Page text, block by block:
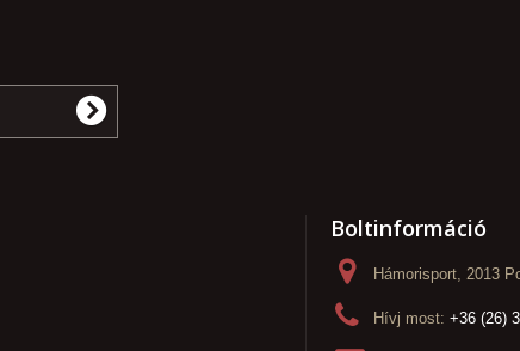
Boltinformáció
Hámorisport, 2013
Hívj most: +36 (26)